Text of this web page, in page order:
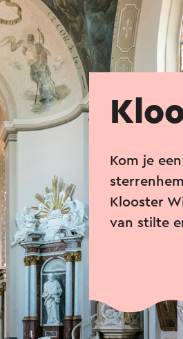
Kom je
Klooster
van stilte